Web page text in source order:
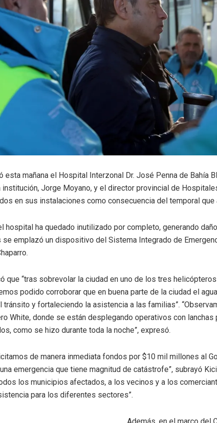
esta mañana el Hospital Interzonal Dr. José Penna de Bahía
Jorge Moyano, y el director provincial de
en sus instalaciones como consecuencia del temporal que
hospital ha quedado inutilizado por completo, generando
se emplazó un dispositivo del Sistema Integrado de
que “tras sobrevolar la ciudad en uno de los tres
podido corroborar que en buena parte de la ciudad el
tránsito y fortaleciendo la asistencia a las familias”.
White, donde se están desplegando operativos con lanchas
como se hizo durante toda la noche”, expresó.
de manera inmediata fondos por $10 mil millones al
emergencia que tiene magnitud de catástrofe”, subrayó
los municipios afectados, a los vecinos y a los
para los diferentes sectores”.
Además, en el marco del